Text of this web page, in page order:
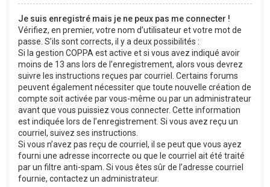
Je suis enregistré mais je ne peux pas me connecter !
Vérifiez, en premier, votre nom d’utilisateur et votre mot de
passe. S’ils sont corrects, il y a deux possibilités :
Si la gestion COPPA est active et si vous avez indiqué avoir
moins de 13 ans lors de l’enregistrement, alors vous devrez
suivre les instructions reçues par courriel. Certains forums
peuvent également nécessiter que toute nouvelle création de
compte soit activée par vous-même ou par un administrateur
avant que vous puissiez vous connecter. Cette information
est indiquée lors de l’enregistrement. Si vous avez reçu un
courriel, suivez ses instructions.
Si vous n’avez pas reçu de courriel, il se peut que vous ayez
fourni une adresse incorrecte ou que le courriel ait été traité
par un filtre anti-spam. Si vous êtes sûr de l’adresse courriel
fournie, contactez un administrateur.